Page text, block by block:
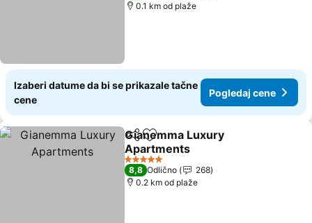
0.1 km od plaže
Izaberi datume da bi se prikazale tačne
cene
Pogledaj cene
Deli Dodati u favorite
Gianemma Luxury
Apartments
Pogledaj cene
5 Zvezdice
8,8 Odlično
268
0.2 km od plaže